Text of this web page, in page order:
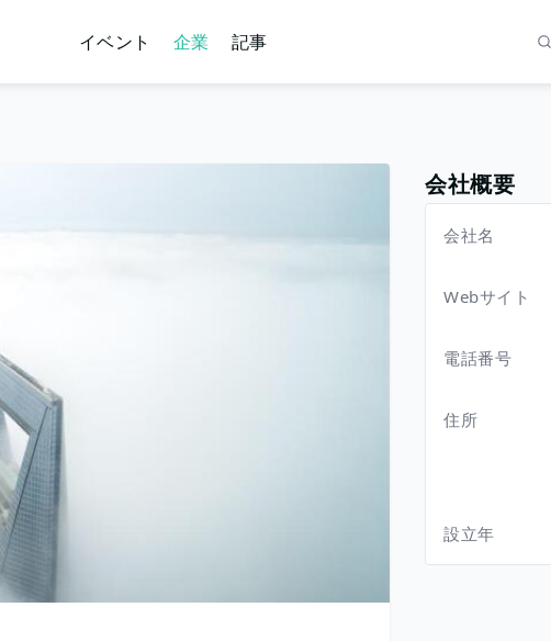
イベント 企業 記事
会社概要
会社名
Webサイト
電話番号
住所
設立年